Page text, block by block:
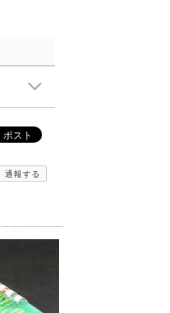
通報する